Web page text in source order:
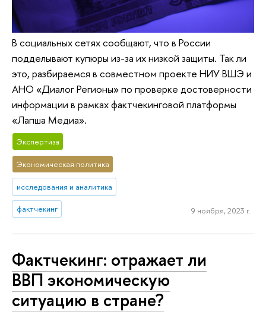
В социальных сетях сообщают, что в России
подделывают купюры из-за их низкой защиты. Так ли
это, разбираемся в совместном проекте НИУ ВШЭ и
АНО «Диалог Регионы» по проверке достоверности
информации в рамках фактчекинговой платформы
«Лапша Медиа».
Экспертиза
Экономическая политика
исследования и аналитика
фактчекинг 9 ноября, 2023 г.
Фактчекинг: отражает ли
ВВП экономическую
ситуацию в стране?